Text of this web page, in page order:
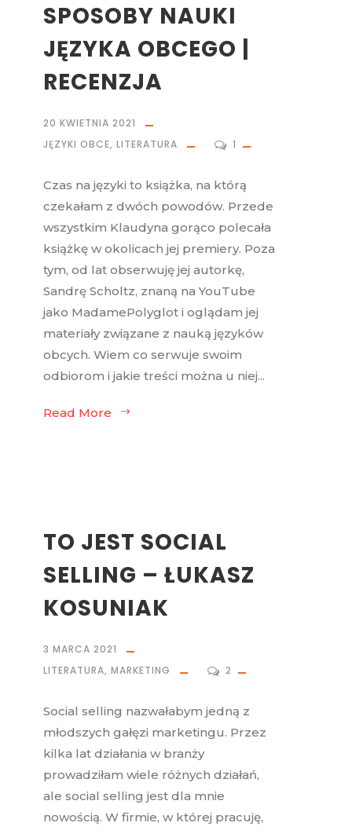
SPOSOBY NAUKI
JĘZYKA OBCEGO |
RECENZJA
20 KWIETNIA 2021
JĘZYKI OBCE, LITERATURA 1
Czas na języki to książka, na którą
czekałam z dwóch powodów. Przede
wszystkim Klaudyna gorąco polecała
książkę w okolicach jej premiery. Poza
tym, od lat obserwuję jej autorkę,
Sandrę Scholtz, znaną na YouTube
jako MadamePolyglot i oglądam jej
materiały związane z nauką języków
obcych. Wiem co serwuje swoim
odbiorom i jakie treści można u niej...
Read More
TO JEST SOCIAL
SELLING – ŁUKASZ
KOSUNIAK
3 MARCA 2021
LITERATURA, MARKETING 2
Social selling nazwałabym jedną z
młodszych gałęzi marketingu. Przez
kilka lat działania w branży
prowadziłam wiele różnych działań,
ale social selling jest dla mnie
nowością. W firmie, w której pracuję,